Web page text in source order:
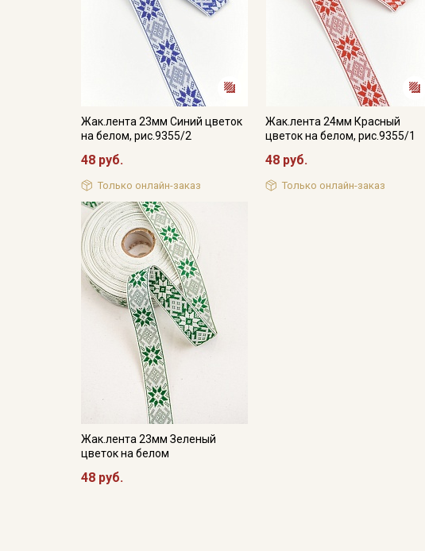
Жак.лента 23мм Синий цветок
на белом, рис.9355/2
48 руб.
Только онлайн-заказ
Жак.лента 24мм Красный
цветок на белом, рис.9355/1
48 руб.
Только онлайн-заказ
Жак.лента 23мм Зеленый
цветок на белом
48 руб.